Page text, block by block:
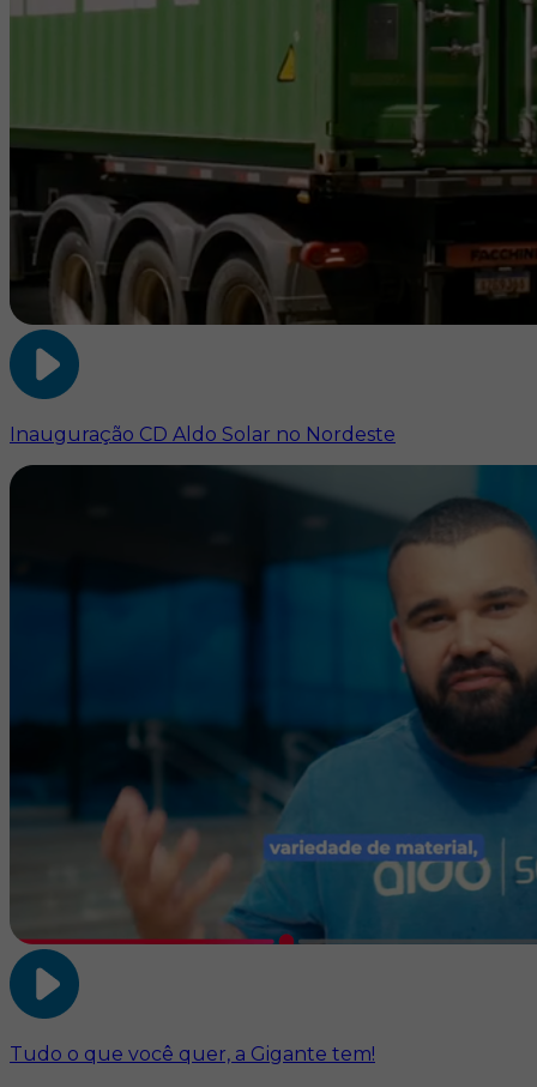
Inauguração CD Aldo Solar no Nordeste
Tudo o que você quer, a Gigante tem!